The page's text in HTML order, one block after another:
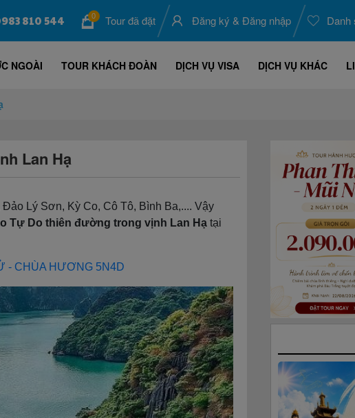
810 544 0 Tour đã đặt Đăng ký &Đăng nhập Danh
NGOÀI TOUR KHÁCH ĐOÀN DỊCH VỤ VISA DỊCH VỤ KHÁC
Lan Hạ
Lý Sơn, Kỳ Co, Cô Tô, Bình Ba,.... Vậy
Tự Do thiên đường trong vịnh Lan Hạ tại
- CHÙA HƯƠNG 5N4D